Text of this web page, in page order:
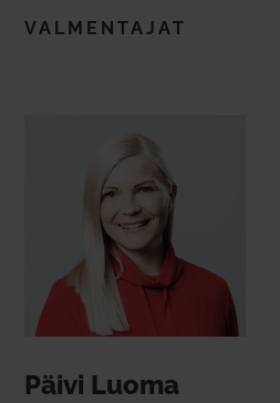
VAL­MEN­TAJAT
Päivi Luoma